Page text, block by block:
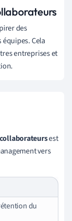
des
Cela
entreprises et
est
vers
du